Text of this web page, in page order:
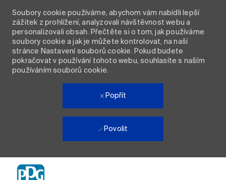
Soubory cookie používáme, abychom vám nabídli lepší
zážitek z prohlížení, analyzovali návštěvnost webu a
personalizovali obsah. Přečtěte si o tom, jak používáme
soubory cookie a jak je můžete kontrolovat, na naší
stránce Nastavení souborů cookie. Pokud budete
pokračovat v používání tohoto webu, souhlasíte s naším
používáním souborů cookie.
Popřít
Povolit